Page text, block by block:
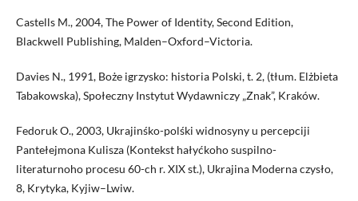
Castells M., 2004, The Power of Identity, Second Edition,
Blackwell Publishing, Malden–Oxford–Victoria.
Davies N., 1991, Boże igrzysko: historia Polski, t. 2, (tłum. Elżbieta
Tabakowska), Społeczny Instytut Wydawniczy „Znak”, Kraków.
Fedoruk O., 2003, Ukrajinśko-polśki widnosyny u percepciji
Pantełejmona Kulisza (Kontekst hałyćkoho suspilno-
literaturnoho procesu 60-ch r. XIX st.), Ukrajina Moderna czysło,
8, Krytyka, Kyjiw–Lwiw.